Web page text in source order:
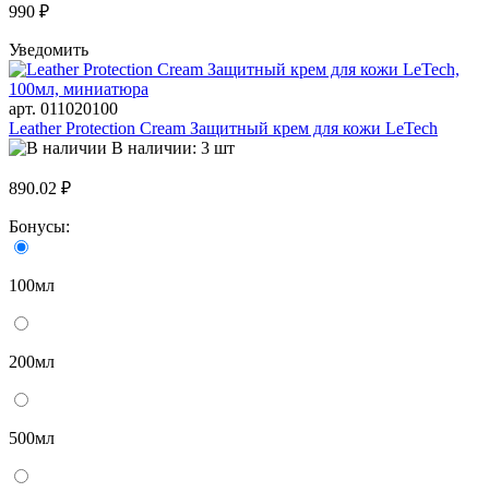
990 ₽
Уведомить
арт. 011020100
Leather Protection Cream Защитный крем для кожи LeTech
В наличии: 3 шт
890.02 ₽
Бонусы:
100мл
200мл
500мл